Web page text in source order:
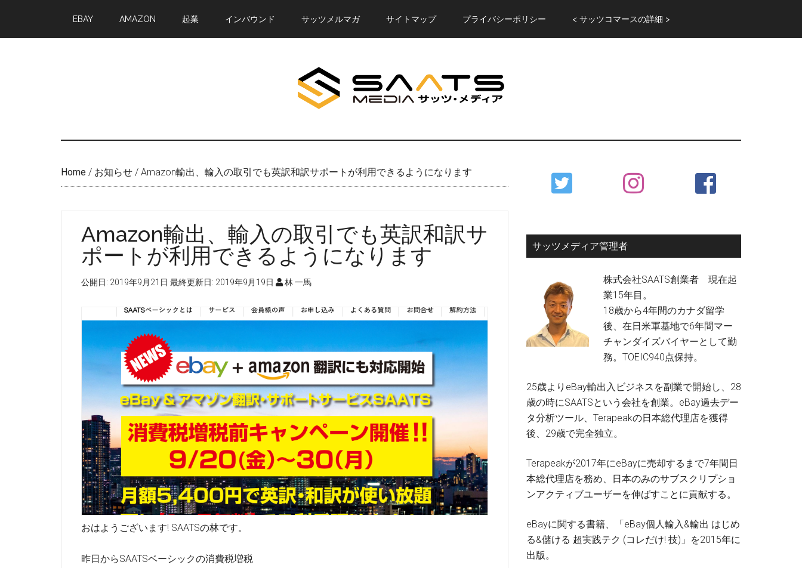
main
primary
EBAY AMAZON 起業 インバウンド サッツメルマガ サイトマップ プライバシーポリシー < サッツコマースの詳細 >
Home / お知らせ / Amazon輸出、輸入の取引でも英訳和訳サポートが利用できるようになります
Amazon輸出、輸入の取引でも英訳和訳サ
ポートが利用できるようになります
公開日: 2019年9月21日 最終更新日: 2019年9月19日 林 一馬
おはようございます! SAATSの林です。
昨日からSAATSベーシックの消費税増税
Primary
Sidebar
サッツメディア管理者
株式会社SAATS創業者 現在起
業15年目。
18歳から4年間のカナダ留学
後、在日米軍基地で6年間マー
チャンダイズバイヤーとして勤
務。TOEIC940点保持。
25歳よりeBay輸出入ビジネスを副業で開始し、28
歳の時にSAATSという会社を創業。eBay過去デー
タ分析ツール、Terapeakの日本総代理店を獲得
後、29歳で完全独立。
Terapeakが2017年にeBayに売却するまで7年間日
本総代理店を務め、日本のみのサブスクリプショ
ンアクティブユーザーを伸ばすことに貢献する。
eBayに関する書籍、「eBay個人輸入&輸出 はじめ
る&儲ける 超実践テク (コレだけ! 技)」を2015年に
出版。